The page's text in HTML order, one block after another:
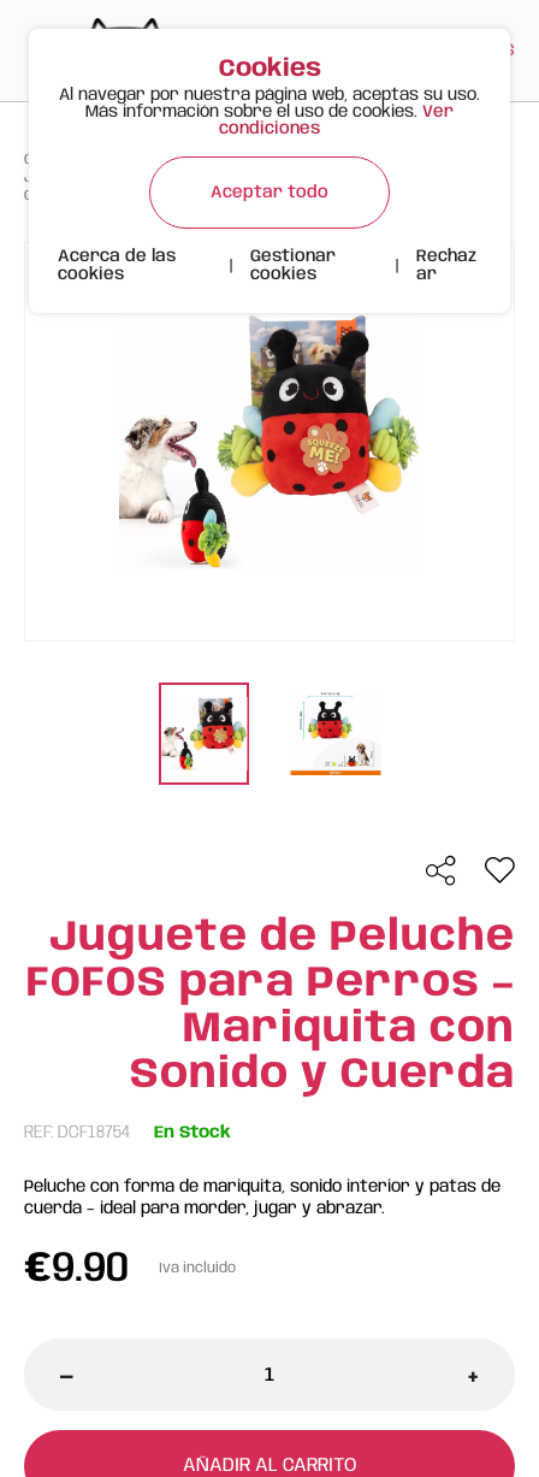
ES
Gato Feliz Productos > >
Juguete de Peluche FOFOS para Perros – Mariquita con Sonido y
Cuerda
Juguete de Peluche
FOFOS para Perros –
Mariquita con
Sonido y Cuerda
REF: DCF18754 En Stock
Peluche con forma de mariquita, sonido interior y patas de
cuerda – ideal para morder, jugar y abrazar.
€9.90 Iva incluido
- +
AÑADIR AL CARRITO
Cookies
Al navegar por nuestra página web, aceptas su uso.
Más información sobre el uso de cookies. Ver
condiciones
Aceptar todo
Acerca de las
cookies
Gestionar
cookies
Rechaz
ar